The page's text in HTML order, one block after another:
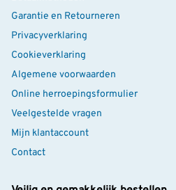
Garantie en Retourneren
Privacyverklaring
Cookieverklaring
Algemene voorwaarden
Online herroepingsformulier
Veelgestelde vragen
Mijn klantaccount
Contact